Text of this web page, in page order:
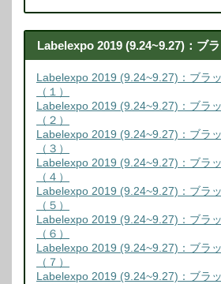
Labelexpo 2019 (9.24~9.27)：ブ
Labelexpo 2019 (9.24~9.27)：ブラ
（１）
Labelexpo 2019 (9.24~9.27)：ブラ
（２）
Labelexpo 2019 (9.24~9.27)：ブラ
（３）
Labelexpo 2019 (9.24~9.27)：ブラ
（４）
Labelexpo 2019 (9.24~9.27)：ブラ
（５）
Labelexpo 2019 (9.24~9.27)：ブラ
（６）
Labelexpo 2019 (9.24~9.27)：ブラ
（７）
Labelexpo 2019 (9.24~9.27)：ブラ